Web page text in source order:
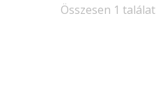
Összesen 1 találat